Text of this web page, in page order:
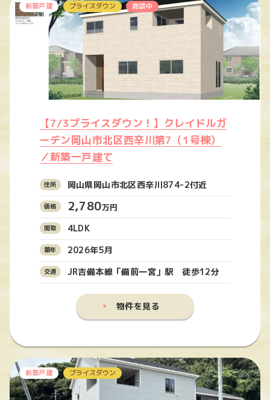
新築戸建 プライスダウン 商談中
【7/3プライスダウン！】クレイドルガ
ーデン岡山市北区西辛川第7（1号棟）
／新築一戸建て
岡山県岡山市北区西辛川874-2付近
2,780万円
4LDK
2026年5月
JR吉備本線「備前一宮」駅 徒歩12分
物件を見る
新築戸建 プライスダウン